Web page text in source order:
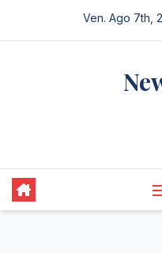
Ven. Ago 7th,